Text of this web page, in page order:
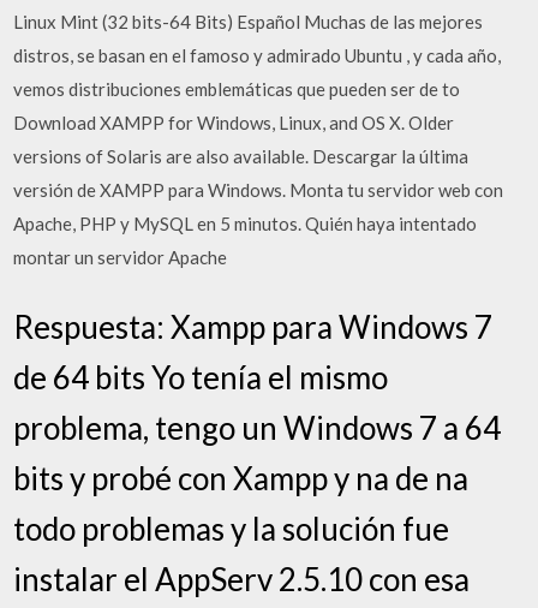
Linux Mint (32 bits-64 Bits) Español Muchas de las mejores
distros, se basan en el famoso y admirado Ubuntu , y cada año,
vemos distribuciones emblemáticas que pueden ser de to
Download XAMPP for Windows, Linux, and OS X. Older
versions of Solaris are also available. Descargar la última
versión de XAMPP para Windows. Monta tu servidor web con
Apache, PHP y MySQL en 5 minutos. Quién haya intentado
montar un servidor Apache
Respuesta: Xampp para Windows 7
de 64 bits Yo tenía el mismo
problema, tengo un Windows 7 a 64
bits y probé con Xampp y na de na
todo problemas y la solución fue
instalar el AppServ 2.5.10 con esa